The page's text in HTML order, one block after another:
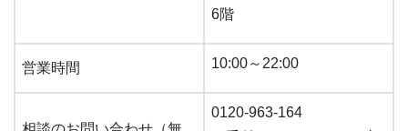
6階
営業時間 10:00～22:00
0120-963-164